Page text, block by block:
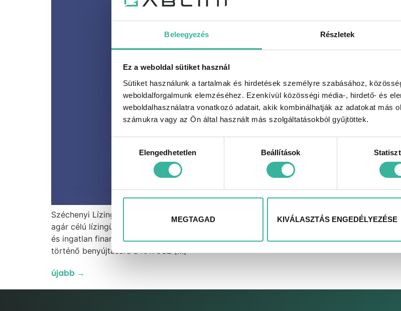
Beleegyezés Részletek
Ez a weboldal sütiket használ
Sütiket használunk a tartalmak és hirdetések személyre szabásához,
weboldalforgalmunk elemzéséhez. Ezenkívül közösségi média-, hirdető- és
weboldalhasználatra vonatkozó adatait, akik kombinálhatják az adatokat más
számukra vagy az Ön által használt más szolgáltatásokból gyűjtöttek.
kiválasztásaElengedhetetlen Beállítások
MEGTAGAD KIVÁLASZTÁS ENGEDÉLYEZÉSE
Széchenyi Lízing MAX+ A hazai mikro-, kis- és középvállalkozások újraindítását segítő
agár célú lízingügyletek, így például új vagy használt haszongépjármű, új tisztán
és ingatlan finanszírozására is. *az új, tisztán elektromos meghajtású személygépkocsik
történő benyújtására a KAVOSZ […]
újabb →